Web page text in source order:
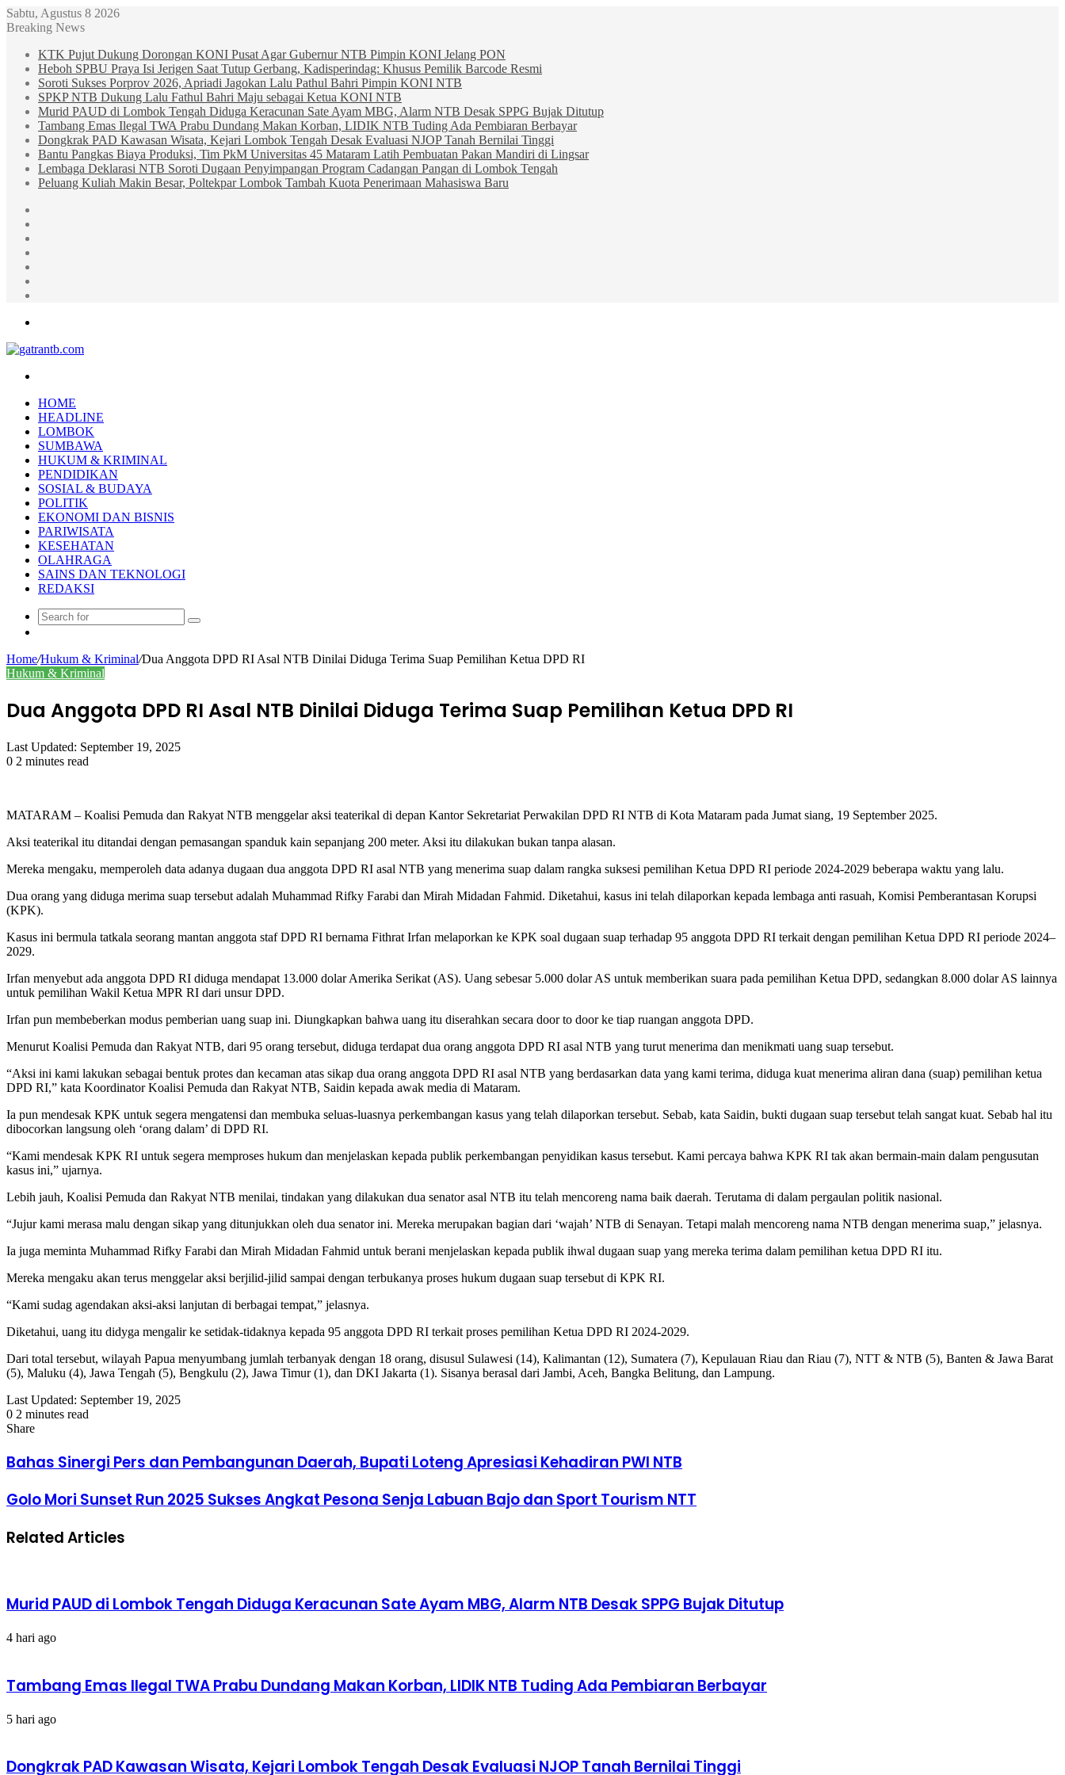
Sabtu, Agustus 8 2026
Breaking News
KTK Pujut Dukung Dorongan KONI Pusat Agar Gubernur NTB Pimpin KONI Jelang PON
Heboh SPBU Praya Isi Jerigen Saat Tutup Gerbang, Kadisperindag: Khusus Pemilik Barcode Resmi
Soroti Sukses Porprov 2026, Apriadi Jagokan Lalu Pathul Bahri Pimpin KONI NTB
SPKP NTB Dukung Lalu Fathul Bahri Maju sebagai Ketua KONI NTB
Murid PAUD di Lombok Tengah Diduga Keracunan Sate Ayam MBG, Alarm NTB Desak SPPG Bujak Ditutup
Tambang Emas Ilegal TWA Prabu Dundang Makan Korban, LIDIK NTB Tuding Ada Pembiaran Berbayar
Dongkrak PAD Kawasan Wisata, Kejari Lombok Tengah Desak Evaluasi NJOP Tanah Bernilai Tinggi
Bantu Pangkas Biaya Produksi, Tim PkM Universitas 45 Mataram Latih Pembuatan Pakan Mandiri di Lingsar
Lembaga Deklarasi NTB Soroti Dugaan Penyimpangan Program Cadangan Pangan di Lombok Tengah
Peluang Kuliah Makin Besar, Poltekpar Lombok Tambah Kuota Penerimaan Mahasiswa Baru
HOME
HEADLINE
LOMBOK
SUMBAWA
HUKUM & KRIMINAL
PENDIDIKAN
SOSIAL & BUDAYA
POLITIK
EKONOMI DAN BISNIS
PARIWISATA
KESEHATAN
OLAHRAGA
SAINS DAN TEKNOLOGI
REDAKSI
Search
Home/Hukum & Kriminal/Dua Anggota DPD RI Asal NTB Dinilai Diduga Terima Suap Pemilihan Ketua DPD RI
Hukum & Kriminal
Dua Anggota DPD RI Asal NTB Dinilai Diduga Terima Suap Pemilihan Ketua DPD RI
Last Updated: September 19, 2025
0 2 minutes read
MATARAM – Koalisi Pemuda dan Rakyat NTB menggelar aksi teaterikal di depan Kantor Sekretariat Perwakilan DPD RI NTB di Kota Mataram pada Jumat siang, 19 September 2025.
Aksi teaterikal itu ditandai dengan pemasangan spanduk kain sepanjang 200 meter. Aksi itu dilakukan bukan tanpa alasan.
Mereka mengaku, memperoleh data adanya dugaan dua anggota DPD RI asal NTB yang menerima suap dalam rangka suksesi pemilihan Ketua DPD RI periode 2024-2029 beberapa waktu yang lalu.
Dua orang yang diduga merima suap tersebut adalah Muhammad Rifky Farabi dan Mirah Midadan Fahmid. Diketahui, kasus ini telah dilaporkan kepada lembaga anti rasuah, Komisi Pemberantasan Korupsi
(KPK).
Kasus ini bermula tatkala seorang mantan anggota staf DPD RI bernama Fithrat Irfan melaporkan ke KPK soal dugaan suap terhadap 95 anggota DPD RI terkait dengan pemilihan Ketua DPD RI periode 2024–
2029.
Irfan menyebut ada anggota DPD RI diduga mendapat 13.000 dolar Amerika Serikat (AS). Uang sebesar 5.000 dolar AS untuk memberikan suara pada pemilihan Ketua DPD, sedangkan 8.000 dolar AS lainnya
untuk pemilihan Wakil Ketua MPR RI dari unsur DPD.
Irfan pun membeberkan modus pemberian uang suap ini. Diungkapkan bahwa uang itu diserahkan secara door to door ke tiap ruangan anggota DPD.
Menurut Koalisi Pemuda dan Rakyat NTB, dari 95 orang tersebut, diduga terdapat dua orang anggota DPD RI asal NTB yang turut menerima dan menikmati uang suap tersebut.
“Aksi ini kami lakukan sebagai bentuk protes dan kecaman atas sikap dua orang anggota DPD RI asal NTB yang berdasarkan data yang kami terima, diduga kuat menerima aliran dana (suap) pemilihan ketua
DPD RI,” kata Koordinator Koalisi Pemuda dan Rakyat NTB, Saidin kepada awak media di Mataram.
Ia pun mendesak KPK untuk segera mengatensi dan membuka seluas-luasnya perkembangan kasus yang telah dilaporkan tersebut. Sebab, kata Saidin, bukti dugaan suap tersebut telah sangat kuat. Sebab hal itu
dibocorkan langsung oleh ‘orang dalam’ di DPD RI.
“Kami mendesak KPK RI untuk segera memproses hukum dan menjelaskan kepada publik perkembangan penyidikan kasus tersebut. Kami percaya bahwa KPK RI tak akan bermain-main dalam pengusutan
kasus ini,” ujarnya.
Lebih jauh, Koalisi Pemuda dan Rakyat NTB menilai, tindakan yang dilakukan dua senator asal NTB itu telah mencoreng nama baik daerah. Terutama di dalam pergaulan politik nasional.
“Jujur kami merasa malu dengan sikap yang ditunjukkan oleh dua senator ini. Mereka merupakan bagian dari ‘wajah’ NTB di Senayan. Tetapi malah mencoreng nama NTB dengan menerima suap,” jelasnya.
Ia juga meminta Muhammad Rifky Farabi dan Mirah Midadan Fahmid untuk berani menjelaskan kepada publik ihwal dugaan suap yang mereka terima dalam pemilihan ketua DPD RI itu.
Mereka mengaku akan terus menggelar aksi berjilid-jilid sampai dengan terbukanya proses hukum dugaan suap tersebut di KPK RI.
“Kami sudag agendakan aksi-aksi lanjutan di berbagai tempat,” jelasnya.
Diketahui, uang itu didyga mengalir ke setidak-tidaknya kepada 95 anggota DPD RI terkait proses pemilihan Ketua DPD RI 2024-2029.
Dari total tersebut, wilayah Papua menyumbang jumlah terbanyak dengan 18 orang, disusul Sulawesi (14), Kalimantan (12), Sumatera (7), Kepulauan Riau dan Riau (7), NTT & NTB (5), Banten & Jawa Barat
(5), Maluku (4), Jawa Tengah (5), Bengkulu (2), Jawa Timur (1), dan DKI Jakarta (1). Sisanya berasal dari Jambi, Aceh, Bangka Belitung, dan Lampung.
Last Updated: September 19, 2025
0 2 minutes read
Facebook
Twitter
LinkedIn
Tumblr
Pinterest
Reddit
VKontakte
Odnoklassniki
Pocket
Share
via
Email
Bahas Sinergi Pers dan Pembangunan Daerah, Bupati Loteng Apresiasi Kehadiran PWI NTB
Golo Mori Sunset Run 2025 Sukses Angkat Pesona Senja Labuan Bajo dan Sport Tourism NTT
Related Articles
Murid PAUD di Lombok Tengah Diduga Keracunan Sate Ayam MBG, Alarm NTB Desak SPPG Bujak Ditutup
4 hari ago
Tambang Emas Ilegal TWA Prabu Dundang Makan Korban, LIDIK NTB Tuding Ada Pembiaran Berbayar
5 hari ago
Dongkrak PAD Kawasan Wisata, Kejari Lombok Tengah Desak Evaluasi NJOP Tanah Bernilai Tinggi